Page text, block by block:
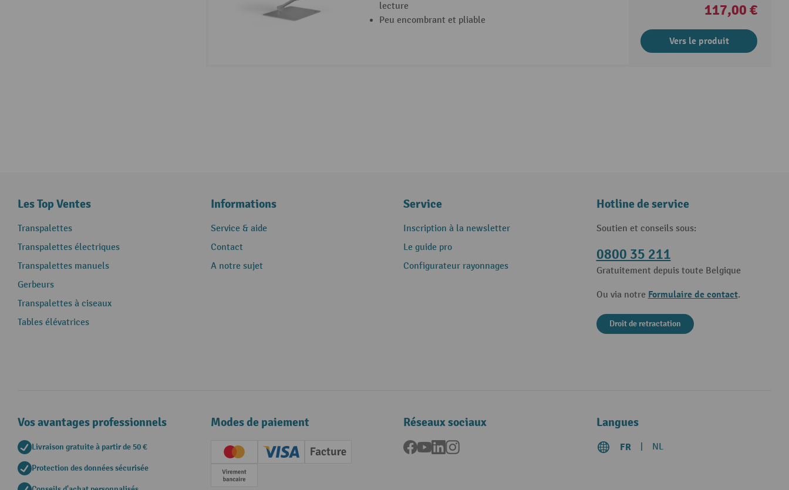
lecture
Peu encombrant et pliable
117,00 €
Vers le produit
Les Top Ventes
Transpalettes
Transpalettes électriques
Transpalettes manuels
Gerbeurs
Transpalettes à ciseaux
Tables élévatrices
Informations
Service & aide
Contact
A notre sujet
Service
Inscription à la newsletter
Le guide pro
Configurateur rayonnages
Hotline de service
Soutien et conseils sous:
0800 35 211
Gratuitement depuis toute Belgique
Ou via notre Formulaire de contact.
Droit de retractation
Vos avantages professionnels
Livraison gratuite à partir de 50 €
Protection des données sécurisée
Modes de paiement
Creditcard (Master)Creditcard (Visa)
Facture
Paiement anticipé
Réseaux sociaux
Facebook
YouTubeLinkedInInstagram
Langues
FR NL